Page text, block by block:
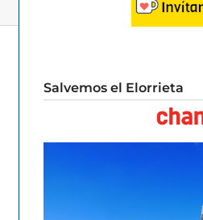
Salvemos el Elorrieta